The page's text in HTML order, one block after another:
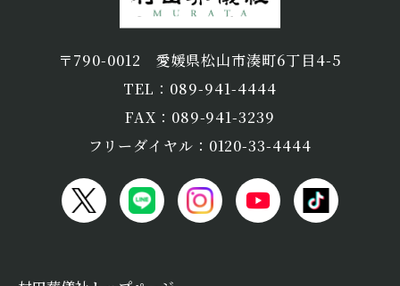
〒790-0012 愛媛県松山市湊町6丁目4-5
TEL：089-941-4444
FAX：089-941-3239
フリーダイヤル：0120-33-4444